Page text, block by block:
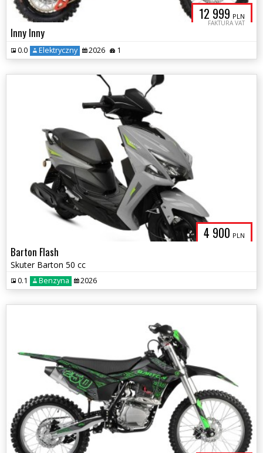
12 999 PLN
FAKTURA VAT
Inny Inny
0.0 Elektryczny 2026 1
4 900 PLN
Barton Flash
Skuter Barton 50 cc
0.1 Benzyna 2026